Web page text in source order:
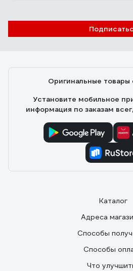
Оригинальные товары
Установите мобильное
информация по заказам
Каталог
Адреса
Способы
Способы
Что